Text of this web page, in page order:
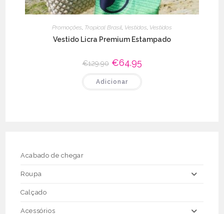
Promoções, Tropical Brasil, Vestidos, Vestidos
Vestido Licra Premium Estampado
€129.90 O
preço
original
era:
€129.90.
€64.95O
preço
Adicionar
Acabado de chegar
Roupa
Calçado
Acessórios